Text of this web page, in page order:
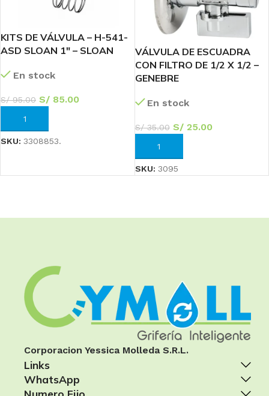
KITS DE VÁLVULA – H-541-
ASD SLOAN 1″ – SLOAN
En stock
S/95.00 S/ 85.00
AÑADIR AL CARRITO
SKU: 3308853.
VÁLVULA DE ESCUADRA
CON FILTRO DE 1/2 X 1/2 –
GENEBRE
En stock
S/35.00 S/25.00
AÑADIR AL CARRITO
SKU: 3095
Corporacion Yessica Molleda S.R.L.
Links
WhatsApp